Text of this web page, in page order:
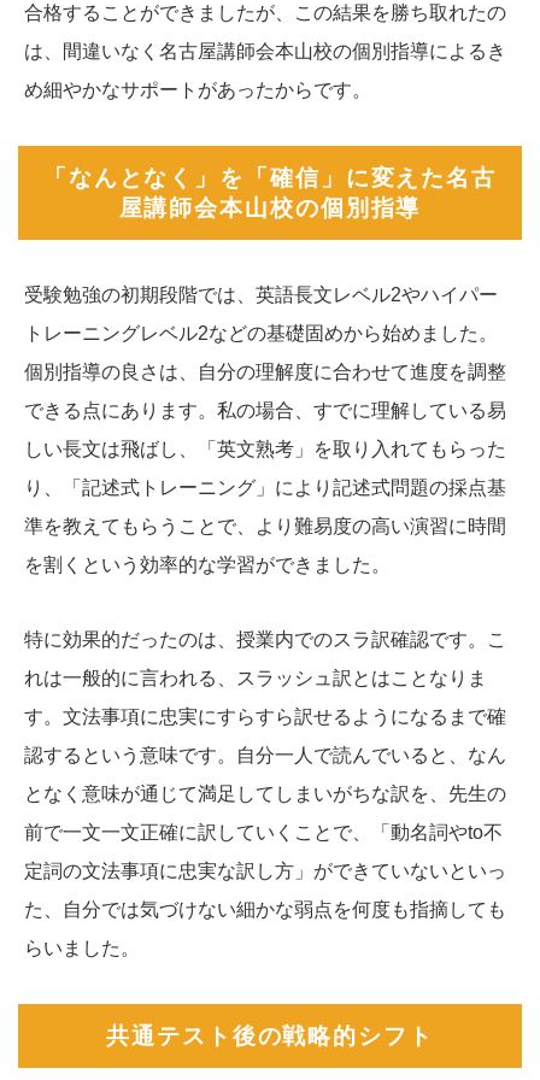
合格することができましたが、この結果を勝ち取れたの
は、間違いなく名古屋講師会本山校の個別指導によるき
め細やかなサポートがあったからです。
「なんとなく」を「確信」に変えた名古
屋講師会本山校の個別指導
受験勉強の初期段階では、英語長文レベル2やハイパー
トレーニングレベル2などの基礎固めから始めました。
個別指導の良さは、自分の理解度に合わせて進度を調整
できる点にあります。私の場合、すでに理解している易
しい長文は飛ばし、「英文熟考」を取り入れてもらった
り、「記述式トレーニング」により記述式問題の採点基
準を教えてもらうことで、より難易度の高い演習に時間
を割くという効率的な学習ができました。
特に効果的だったのは、授業内でのスラ訳確認です。こ
れは一般的に言われる、スラッシュ訳とはことなりま
す。文法事項に忠実にすらすら訳せるようになるまで確
認するという意味です。自分一人で読んでいると、なん
となく意味が通じて満足してしまいがちな訳を、先生の
前で一文一文正確に訳していくことで、「動名詞やto不
定詞の文法事項に忠実な訳し方」ができていないといっ
た、自分では気づけない細かな弱点を何度も指摘しても
らいました。
共通テスト後の戦略的シフト